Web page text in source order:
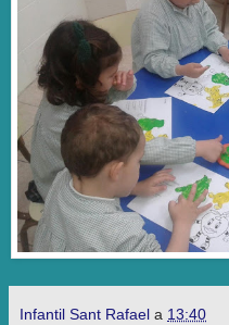
Infantil Sant Rafael a 13:40